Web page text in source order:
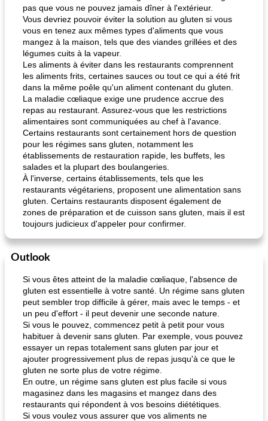
pas que vous ne pouvez jamais dîner à l'extérieur.
Vous devriez pouvoir éviter la solution au gluten si vous
vous en tenez aux mêmes types d'aliments que vous
mangez à la maison, tels que des viandes grillées et des
légumes cuits à la vapeur.
Les aliments à éviter dans les restaurants comprennent
les aliments frits, certaines sauces ou tout ce qui a été frit
dans la même poêle qu'un aliment contenant du gluten.
La maladie cœliaque exige une prudence accrue des
repas au restaurant. Assurez-vous que les restrictions
alimentaires sont communiquées au chef à l'avance.
Certains restaurants sont certainement hors de question
pour les régimes sans gluten, notamment les
établissements de restauration rapide, les buffets, les
salades et la plupart des boulangeries.
À l'inverse, certains établissements, tels que les
restaurants végétariens, proposent une alimentation sans
gluten. Certains restaurants disposent également de
zones de préparation et de cuisson sans gluten, mais il est
toujours judicieux d'appeler pour confirmer.
Outlook
Si vous êtes atteint de la maladie cœliaque, l'absence de
gluten est essentielle à votre santé. Un régime sans gluten
peut sembler trop difficile à gérer, mais avec le temps - et
un peu d'effort - il peut devenir une seconde nature.
Si vous le pouvez, commencez petit à petit pour vous
habituer à devenir sans gluten. Par exemple, vous pouvez
essayer un repas totalement sans gluten par jour et
ajouter progressivement plus de repas jusqu'à ce que le
gluten ne sorte plus de votre régime.
En outre, un régime sans gluten est plus facile si vous
magasinez dans les magasins et mangez dans des
restaurants qui répondent à vos besoins diététiques.
Si vous voulez vous assurer que vos aliments ne